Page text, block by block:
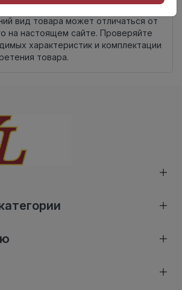
вид товара может отличаться от
на настоящем сайте. Проверяйте
характеристик и комплектации
товара.